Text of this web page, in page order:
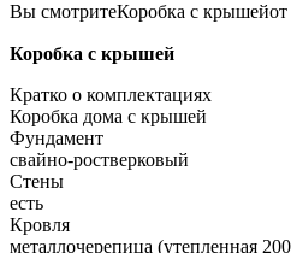
Вы смотритеКоробка с крышей
Коробка с крышей
Кратко о комплектациях
Коробка дома с крышей
Фундамент
свайно-ростверковый
Стены
есть
Кровля
металлочерепица (утепленная